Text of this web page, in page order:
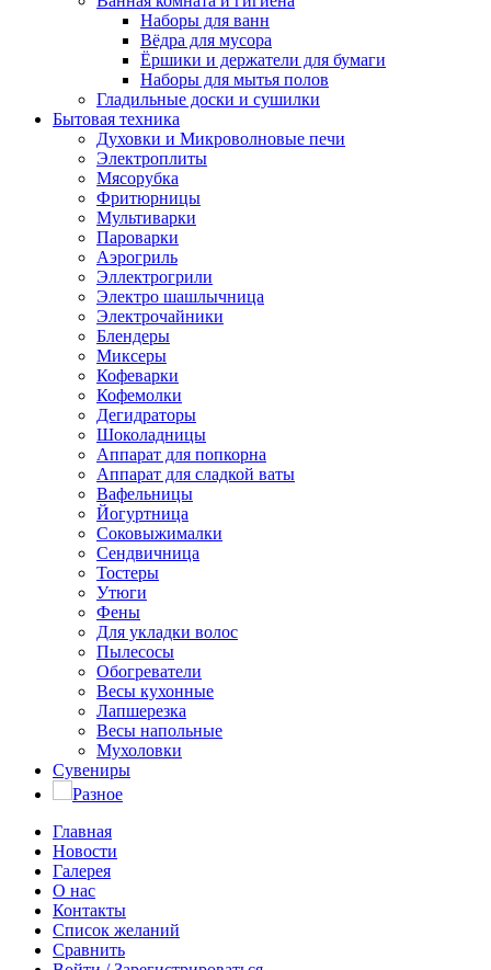
Наборы для ванн
Вёдра для мусора
Ёршики и держатели для бумаги
Наборы для мытья полов
Гладильные доски и сушилки
Бытовая техника
Духовки и Микроволновые печи
Электроплиты
Мясорубка
Фритюрницы
Мультиварки
Пароварки
Аэрогриль
Эллектрогрили
Электро шашлычница
Электрочайники
Блендеры
Миксеры
Кофеварки
Кофемолки
Дегидраторы
Шоколадницы
Аппарат для попкорна
Аппарат для сладкой ваты
Вафельницы
Йогуртница
Соковыжималки
Сендвичница
Тостеры
Утюги
Фены
Для укладки волос
Пылесосы
Обогреватели
Весы кухонные
Лапшерезка
Весы напольные
Мухоловки
Сувениры
Разное
Главная
Новости
Галерея
О нас
Контакты
Список желаний
Сравнить